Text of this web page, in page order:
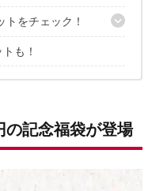
をチェック！
ントが7種類も！？
椅子セット」
つろぎチェア2脚セット」
ット」まとめ買いにぴった
におすすめセット」
も！
記念福袋が登場